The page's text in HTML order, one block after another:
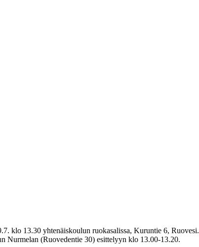
klo 13.30 yhtenäiskoulun ruokasalissa, Kuruntie 6, Ruovesi.
Nurmelan (Ruovedentie 30) esittelyyn klo 13.00-13.20.